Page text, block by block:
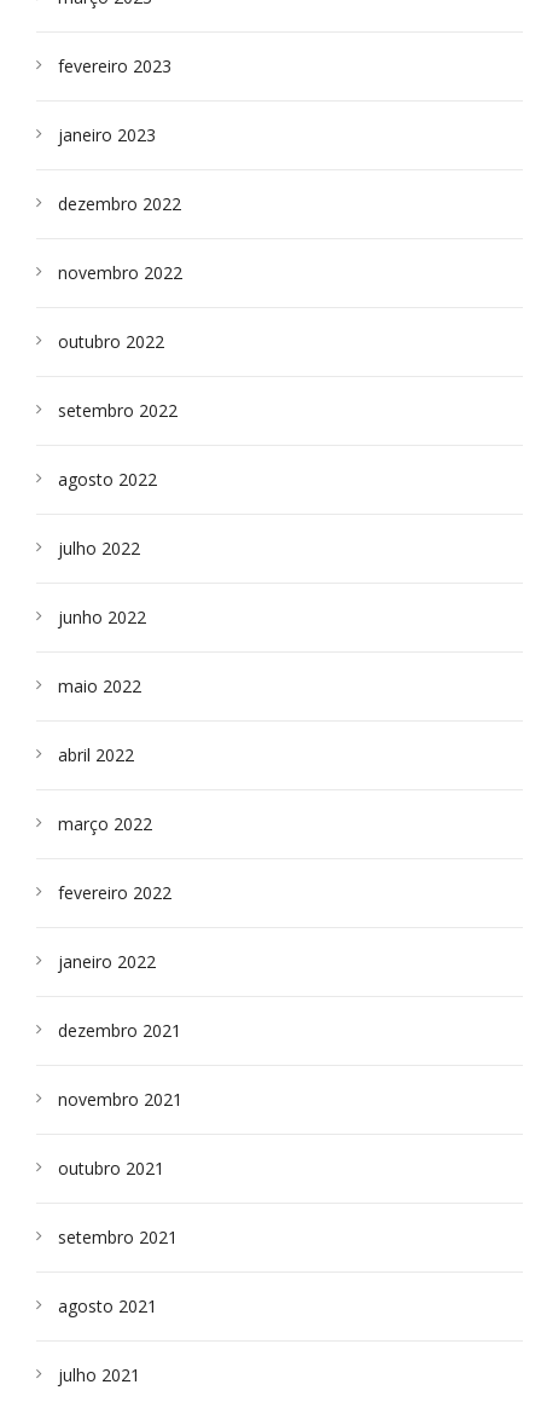
fevereiro 2023
janeiro 2023
dezembro 2022
novembro 2022
outubro 2022
setembro 2022
agosto 2022
julho 2022
junho 2022
maio 2022
abril 2022
março 2022
fevereiro 2022
janeiro 2022
dezembro 2021
novembro 2021
outubro 2021
setembro 2021
agosto 2021
julho 2021